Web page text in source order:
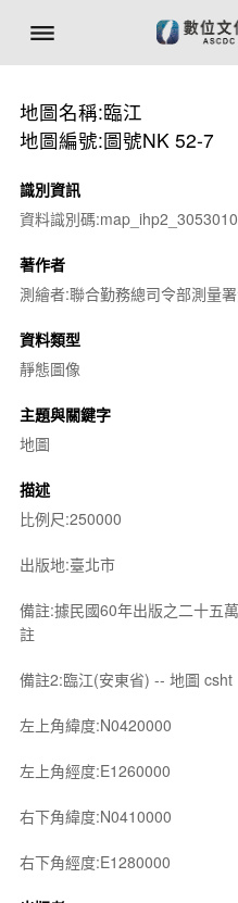
地圖名稱:臨江
地圖編號:圖號NK 52-7
識別資訊
資料識別碼
著作者
測繪者:聯合勤務總司令部測量
資料類型
靜態圖像
主題與關鍵字
地圖
描述
比例尺:250000
出版地:臺北市
備註:據民國60年出版之二十五
註
備註2:臨江(安東省) -- 地圖 csht
左上角緯度:N0420000
左上角經度:E1260000
右下角緯度:N0410000
右下角經度:E1280000